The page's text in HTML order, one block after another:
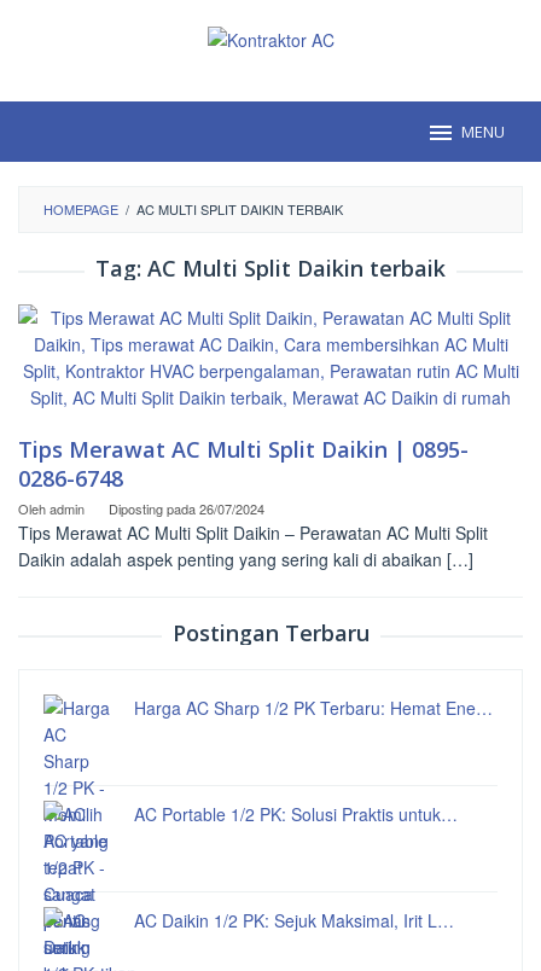
MENU
HOMEPAGE / AC MULTI SPLIT DAIKIN TERBAIK
Tag: AC Multi Split Daikin terbaik
Tips Merawat AC Multi Split Daikin | 0895-
0286-6748
Olehadmin Diposting pada26/07/2024
Tips Merawat AC Multi Split Daikin – Perawatan AC Multi Split
Daikin adalah aspek penting yang sering kali di abaikan […]
Postingan Terbaru
Harga AC Sharp 1/2 PK Terbaru: Hemat Ene…
AC Portable 1/2 PK: Solusi Praktis untuk…
AC Daikin 1/2 PK: Sejuk Maksimal, Irit L…